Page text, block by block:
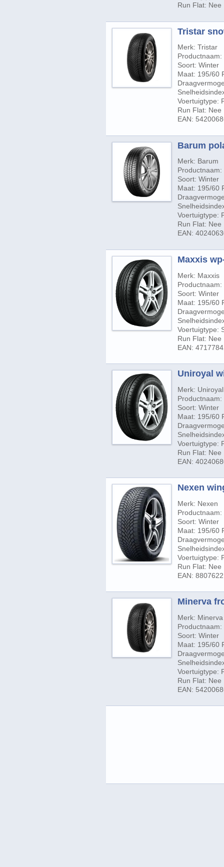
Run Flat: Nee
Tristar
Merk: Tristar
Soort: Winter
Maat: 195/60
Voertuigtype:
Run Flat: Nee
EAN:
Barum
Merk: Barum
Productnaam:
Soort: Winter
Maat: 195/60
Voertuigtype:
Run Flat: Nee
EAN:
Maxxis
Merk: Maxxis
Productnaam:
Soort: Winter
Maat: 195/60
Voertuigtype:
Run Flat: Nee
EAN:
Uniroyal
Merk: Uniroyal
Soort: Winter
Maat: 195/60
Voertuigtype:
Run Flat: Nee
EAN:
Nexen
Merk: Nexen
Soort: Winter
Maat: 195/60
Voertuigtype:
Run Flat: Nee
EAN:
Minerva
Merk: Minerva
Soort: Winter
Maat: 195/60
Voertuigtype:
Run Flat: Nee
EAN: